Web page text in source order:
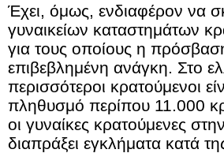
Έχει, όμως, ενδιαφέρον να
γυναικείων καταστημάτων
για τους οποίους η
επιβεβλημένη ανάγκη. Στο
περισσότεροι κρατούμενοι
πληθυσμό περίπου 11.000
οι γυναίκες κρατούμενες
διαπράξει εγκλήματα κατά